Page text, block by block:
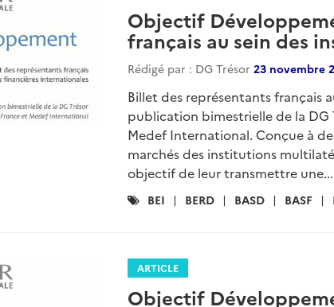
Objectif
français au sein des
Rédigé par : DG Trésor 23 novembre
Billet des représentants français
publication bimestrielle de la DG
Medef International. Conçue à
marchés des institutions
objectif de leur transmettre une...
Catégories
BEI BERD BASD BASF
ARTICLE
Objectif